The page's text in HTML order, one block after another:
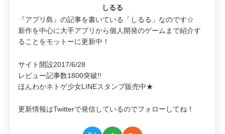
しるる
『アプリ島』の記事を書いている「しるる」なのです☆
新作を中心に大手アプリから個人開発のゲームまで紹介す
ることをモットーに更新中！
サイト開設2017/6/28
レビュー記事数1800突破!!
ほんわかネトゲ少女LINEスタンプ販売中★
更新情報はTwitterで発信しているのでフォローしてね！